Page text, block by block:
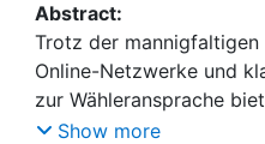
Abstract:
Trotz der
Online-Netzwerke und
zur Wähleransprache
Kampagnen auf ein
Show more